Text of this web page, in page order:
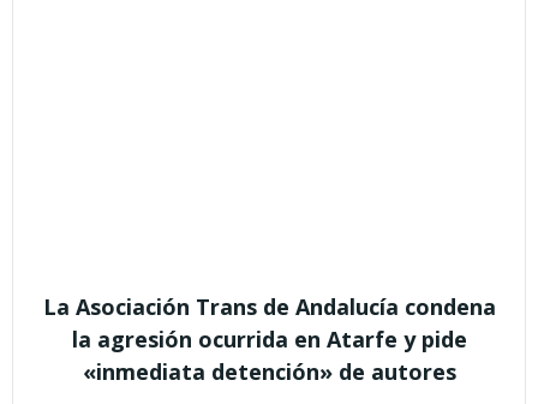
La Asociación Trans de Andalucía condena
la agresión ocurrida en Atarfe y pide
«inmediata detención» de autores